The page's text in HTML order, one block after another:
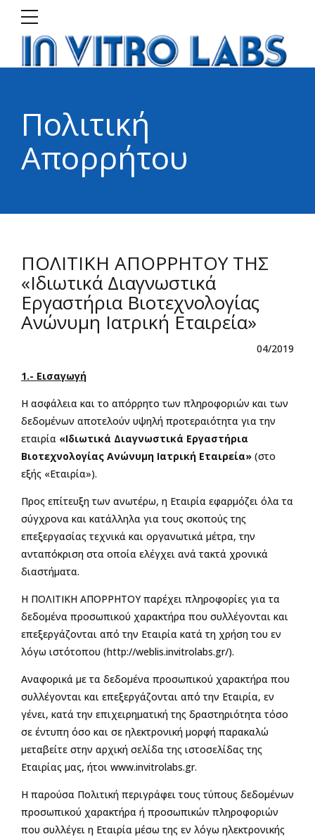
Πολιτική
Απορρήτου
ΠΟΛΙΤΙΚΗ ΑΠΟΡΡΗΤΟΥ ΤΗΣ
«Ιδιωτικά Διαγνωστικά
Εργαστήρια Βιοτεχνολογίας
Ανώνυμη Ιατρική Εταιρεία»
04/2019
1.- Εισαγωγή
Η ασφάλεια και το απόρρητο των πληροφοριών και των
δεδομένων αποτελούν υψηλή προτεραιότητα για την
εταιρία «Ιδιωτικά Διαγνωστικά Εργαστήρια
Βιοτεχνολογίας Ανώνυμη Ιατρική Εταιρεία» (στο
εξής «Εταιρία»).
Προς επίτευξη των ανωτέρω, η Εταιρία εφαρμόζει όλα τα
σύγχρονα και κατάλληλα για τους σκοπούς της
επεξεργασίας τεχνικά και οργανωτικά μέτρα, την
ανταπόκριση στα οποία ελέγχει ανά τακτά χρονικά
διαστήματα.
Η ΠΟΛΙΤΙΚΗ ΑΠΟΡΡΗΤΟΥ παρέχει πληροφορίες για τα
δεδομένα προσωπικού χαρακτήρα που συλλέγονται και
επεξεργάζονται από την Εταιρία κατά τη χρήση του εν
λόγω ιστότοπου (http://weblis.invitrolabs.gr/).
Αναφορικά με τα δεδομένα προσωπικού χαρακτήρα που
συλλέγονται και επεξεργάζονται από την Εταιρία, εν
γένει, κατά την επιχειρηματική της δραστηριότητα τόσο
σε έντυπη όσο και σε ηλεκτρονική μορφή παρακαλώ
μεταβείτε στην αρχική σελίδα της ιστοσελίδας της
Εταιρίας μας, ήτοι www.invitrolabs.gr.
Η παρούσα Πολιτική περιγράφει τους τύπους δεδομένων
προσωπικού χαρακτήρα ή προσωπικών πληροφοριών
που συλλέγει η Εταιρία μέσω της εν λόγω ηλεκτρονικής